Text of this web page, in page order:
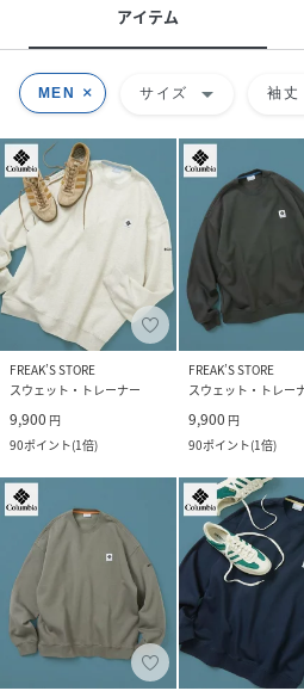
アイテム
MEN サイズ arrow_drop_down 袖丈
FREAK’S STORE
スウェット・トレーナー
9,900 円
90ポイント(1倍)
FREAK’S STORE
スウェット・トレー
9,900 円
90ポイント(1倍)